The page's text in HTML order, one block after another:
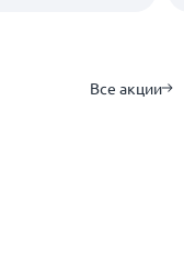
Все акции